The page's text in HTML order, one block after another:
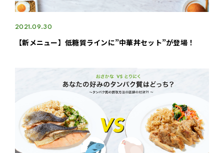
2021.09.30
【新メニュー】低糖質ラインに”中華丼セット”が登場！